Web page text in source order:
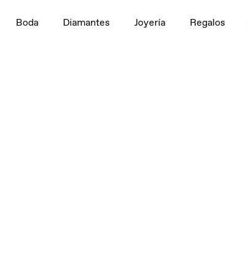
Boda Diamantes Joyería Regalos